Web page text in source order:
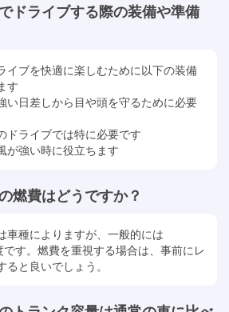
ドライブする際の装備や準備
イブを快適に楽しむために以下の装備
す
い日差しから目や頭を守るために必要
ドライブでは特に必要です
が強い時に役立ちます
燃費はどうですか？
車種によりますが、一般的には
す。燃費を重視する場合は、事前にレ
と良いでしょう。